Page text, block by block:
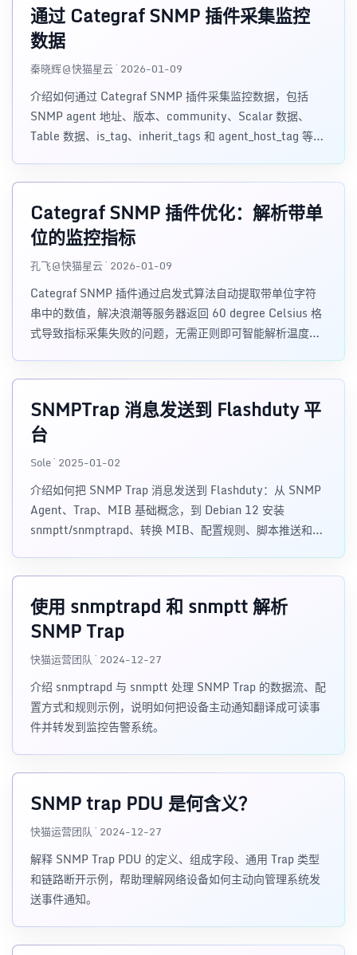
通过 Categraf SNMP 插件采集监控
数据
秦晓辉@快猫星云 · 2026-01-09
介绍如何通过 Categraf SNMP 插件采集监控数据，包括
SNMP agent 地址、版本、community、Scalar 数据、
Table 数据、is_tag、inherit_tags 和 agent_host_tag 等关
Categraf SNMP 插件优化：解析带单
位的监控指标
孔飞@快猫星云 · 2026-01-09
Categraf SNMP 插件通过启发式算法自动提取带单位字符
串中的数值，解决浪潮等服务器返回 60 degree Celsius 格
式导致指标采集失败的问题，无需正则即可智能解析温度、
SNMPTrap 消息发送到 Flashduty 平
台
Sole · 2025-01-02
介绍如何把 SNMP Trap 消息发送到 Flashduty：从 SNMP
Agent、Trap、MIB 基础概念，到 Debian 12 安装
snmptt/snmptrapd、转换 MIB、配置规则、脚本推送和交
使用 snmptrapd 和 snmptt 解析
SNMP Trap
快猫运营团队 · 2024-12-27
介绍 snmptrapd 与 snmptt 处理 SNMP Trap 的数据流、配
置方式和规则示例，说明如何把设备主动通知翻译成可读事
件并转发到监控告警系统。
SNMP trap PDU 是何含义？
快猫运营团队 · 2024-12-27
解释 SNMP Trap PDU 的定义、组成字段、通用 Trap 类型
和链路断开示例，帮助理解网络设备如何主动向管理系统发
送事件通知。